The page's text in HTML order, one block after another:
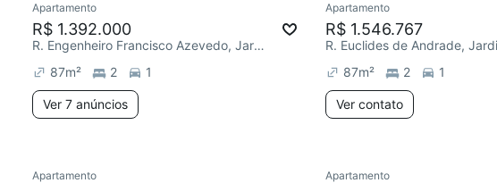
Apartamento
R$ 1.392.000
R. Engenheiro Francisco Azevedo, Jardim Vera Cruz
87m² 2 1
Ver 7 anúncios
Apartamento
R$ 1.546.767
87m² 2 1
Ver contato
Apartamento Apartamento